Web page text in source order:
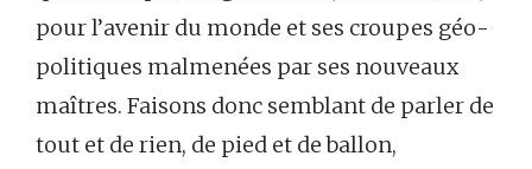
pour l’avenir du monde et ses croupes géo-
politiques malmenées par ses nouveaux
maîtres. Faisons donc semblant de parler de
tout et de rien, de pied et de ballon,